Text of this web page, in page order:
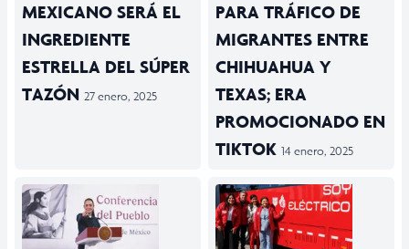
MEXICANO SERÁ EL
INGREDIENTE
ESTRELLA DEL SÚPER
TAZÓN 27 enero, 2025
PARA TRÁFICO DE
MIGRANTES ENTRE
CHIHUAHUA Y
TEXAS; ERA
PROMOCIONADO EN
TIKTOK 14 enero, 2025